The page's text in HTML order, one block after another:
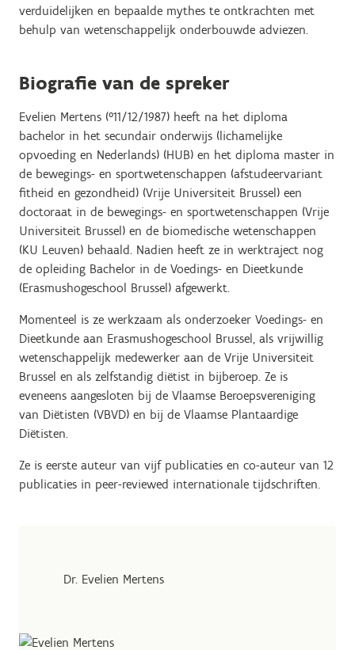
verduidelijken en bepaalde mythes te ontkrachten met
behulp van wetenschappelijk onderbouwde adviezen.
Biografie van de spreker
Evelien Mertens (°11/12/1987) heeft na het diploma
bachelor in het secundair onderwijs (lichamelijke
opvoeding en Nederlands) (HUB) en het diploma master in
de bewegings- en sportwetenschappen (afstudeervariant
fitheid en gezondheid) (Vrije Universiteit Brussel) een
doctoraat in de bewegings- en sportwetenschappen (Vrije
Universiteit Brussel) en de biomedische wetenschappen
(KU Leuven) behaald. Nadien heeft ze in werktraject nog
de opleiding Bachelor in de Voedings- en Dieetkunde
(Erasmushogeschool Brussel) afgewerkt.
Momenteel is ze werkzaam als onderzoeker Voedings- en
Dieetkunde aan Erasmushogeschool Brussel, als vrijwillig
wetenschappelijk medewerker aan de Vrije Universiteit
Brussel en als zelfstandig diëtist in bijberoep. Ze is
eveneens aangesloten bij de Vlaamse Beroepsvereniging
van Diëtisten (VBVD) en bij de Vlaamse Plantaardige
Diëtisten.
Ze is eerste auteur van vijf publicaties en co-auteur van 12
publicaties in peer-reviewed internationale tijdschriften.
Dr. Evelien Mertens